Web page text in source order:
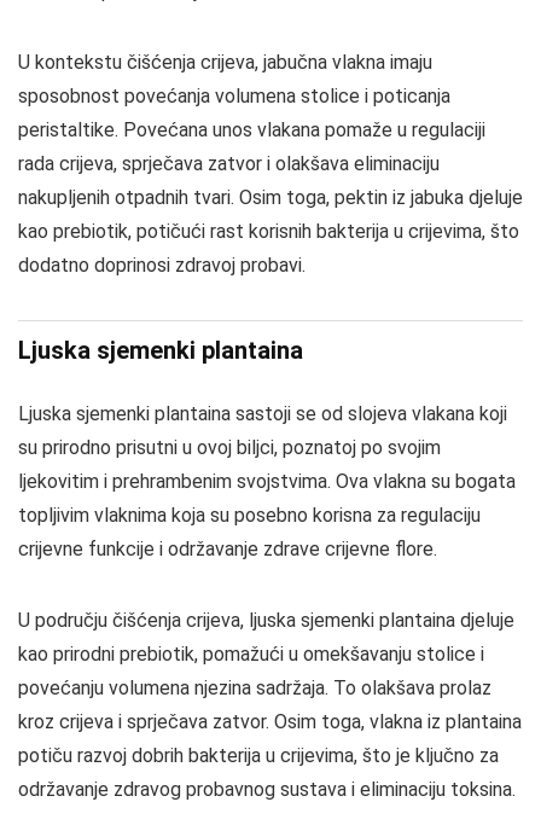
U kontekstu čišćenja crijeva, jabučna vlakna imaju
sposobnost povećanja volumena stolice i poticanja
peristaltike. Povećana unos vlakana pomaže u regulaciji
rada crijeva, sprječava zatvor i olakšava eliminaciju
nakupljenih otpadnih tvari. Osim toga, pektin iz jabuka djeluje
kao prebiotik, potičući rast korisnih bakterija u crijevima, što
dodatno doprinosi zdravoj probavi.
Ljuska sjemenki plantaina
Ljuska sjemenki plantaina sastoji se od slojeva vlakana koji
su prirodno prisutni u ovoj biljci, poznatoj po svojim
ljekovitim i prehrambenim svojstvima. Ova vlakna su bogata
topljivim vlaknima koja su posebno korisna za regulaciju
crijevne funkcije i održavanje zdrave crijevne flore.
U području čišćenja crijeva, ljuska sjemenki plantaina djeluje
kao prirodni prebiotik, pomažući u omekšavanju stolice i
povećanju volumena njezina sadržaja. To olakšava prolaz
kroz crijeva i sprječava zatvor. Osim toga, vlakna iz plantaina
potiču razvoj dobrih bakterija u crijevima, što je ključno za
održavanje zdravog probavnog sustava i eliminaciju toksina.